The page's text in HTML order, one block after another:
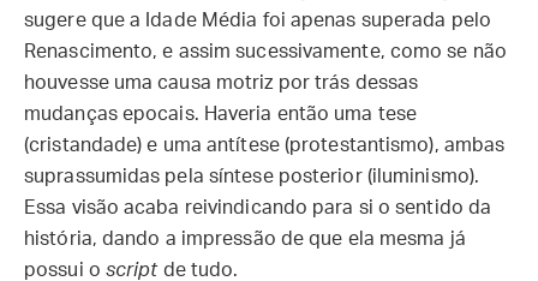
sugere que a Idade Média foi apenas superada pelo
Renascimento, e assim sucessivamente, como se não
houvesse uma causa motriz por trás dessas
mudanças epocais. Haveria então uma tese
(cristandade) e uma antítese (protestantismo), ambas
suprassumidas pela síntese posterior (iluminismo).
Essa visão acaba reivindicando para si o sentido da
história, dando a impressão de que ela mesma já
possui o scriptde tudo.